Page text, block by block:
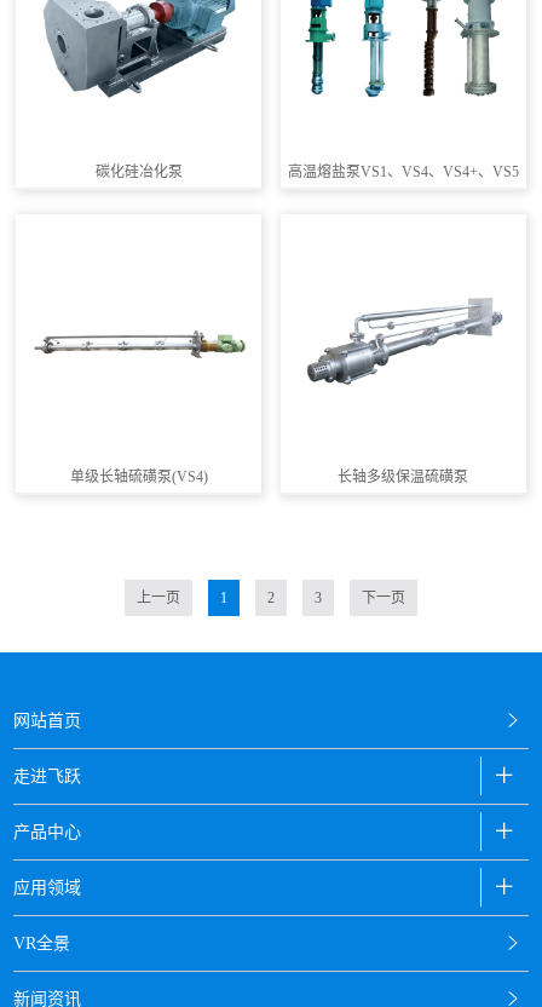
碳化硅冶化泵 高温熔盐泵VS1、VS4、VS4+、VS5
单级长轴硫磺泵(VS4) 长轴多级保温硫磺泵
上一页 1 2 3 下一页
网站首页
走进飞跃
产品中心
应用领域
VR全景
新闻资讯